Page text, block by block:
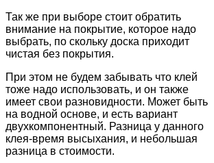
Так же при выборе стоит обратить
внимание на покрытие, которое надо
выбрать, по скольку доска приходит
чистая без покрытия.
При этом не будем забывать что клей
тоже надо использовать, и он также
имеет свои разновидности. Может быть
на водной основе, и есть вариант
двухкомпонентный. Разница у данного
клея-время высыхания, и небольшая
разница в стоимости.